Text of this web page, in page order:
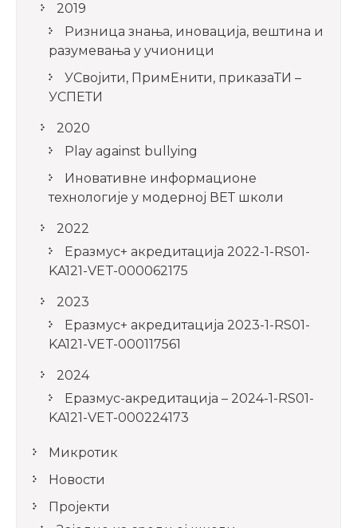
2019
Ризница знања, иновација, вештина и
разумевања у учионици
УСвојити, ПримЕнити, приказаТИ –
УСПЕТИ
2020
Play against bullying
Иновативне информационе
технологије у модерној ВЕТ школи
2022
Еразмус+ акредитација 2022-1-RS01-
KA121-VET-000062175
2023
Еразмус+ акредитација 2023-1-RS01-
KA121-VET-000117561
2024
Еразмус-акредитација – 2024-1-RS01-
KA121-VET-000224173
Микротик
Новости
Пројекти